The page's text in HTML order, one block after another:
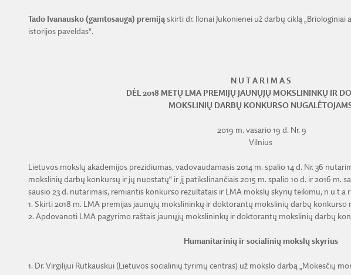
Tado Ivanausko (gamtosauga) premijąskirti dr. Ilonai Jukonienei už darbų ciklą
istorijos paveldas“.
N U T A R I M A S
DĖL 2018 METŲ LMA PREMIJŲ JAUNŲJŲ MOKSLININKŲ IR
MOKSLINIŲ DARBŲ KONKURSO
2019 m. vasario 19 d. Nr. 9
Vilnius
Lietuvos mokslų akademijos prezidiumas, vadovaudamasis 2014 m. spalio 14 d. Nr. 36
mokslinių darbų konkursų ir jų nuostatų“ ir jį patikslinančiais 2015 m. spalio 10 d. ir 2016 m.
sausio 23 d. nutarimais, remiantis konkurso rezultatais ir LMA mokslų skyrių teikimu, n u t a r
1. Skirti 2018 m. LMA premijas jaunųjų mokslininkų ir doktorantų mokslinių darbų konkurso
2. Apdovanoti LMA pagyrimo raštais jaunųjų mokslininkų ir doktorantų mokslinių darbų
Humanitarinių ir socialinių mokslų skyrius
1. Dr. Virgilijui Rutkauskui (Lietuvos socialinių tyrimų centras) už mokslo darbą „Mokesčių